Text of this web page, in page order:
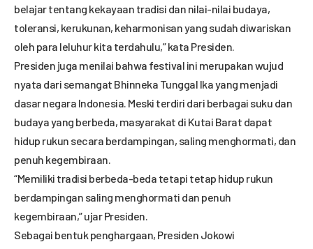
belajar tentang kekayaan tradisi dan nilai-nilai budaya,
toleransi, kerukunan, keharmonisan yang sudah diwariskan
oleh para leluhur kita terdahulu,” kata Presiden.
Presiden juga menilai bahwa festival ini merupakan wujud
nyata dari semangat Bhinneka Tunggal Ika yang menjadi
dasar negara Indonesia. Meski terdiri dari berbagai suku dan
budaya yang berbeda, masyarakat di Kutai Barat dapat
hidup rukun secara berdampingan, saling menghormati, dan
penuh kegembiraan.
“Memiliki tradisi berbeda-beda tetapi tetap hidup rukun
berdampingan saling menghormati dan penuh
kegembiraan,” ujar Presiden.
Sebagai bentuk penghargaan, Presiden Jokowi